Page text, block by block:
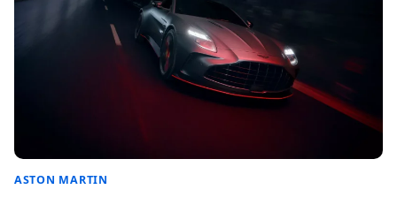
ASTON MARTIN